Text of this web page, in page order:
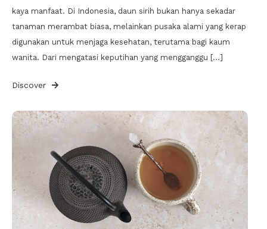
kaya manfaat. Di Indonesia, daun sirih bukan hanya sekadar
tanaman merambat biasa, melainkan pusaka alami yang kerap
digunakan untuk menjaga kesehatan, terutama bagi kaum
wanita. Dari mengatasi keputihan yang mengganggu […]
Discover